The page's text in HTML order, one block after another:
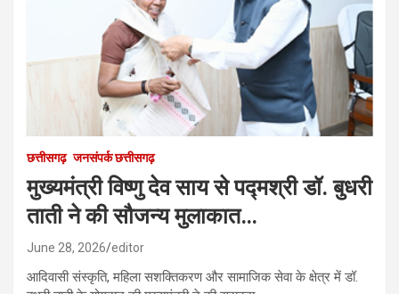
छत्तीसगढ़ जनसंपर्क छत्तीसगढ़
मुख्यमंत्री विष्णु देव साय से पद्मश्री डॉ. बुधरी
ताती ने की सौजन्य मुलाकात…
June 28, 2026 editor
आदिवासी संस्कृति, महिला सशक्तिकरण और सामाजिक सेवा के क्षेत्र में डॉ.